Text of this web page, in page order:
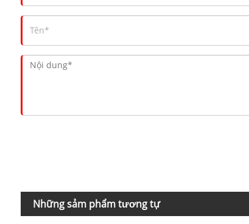
Những sảm phẩm tương tự